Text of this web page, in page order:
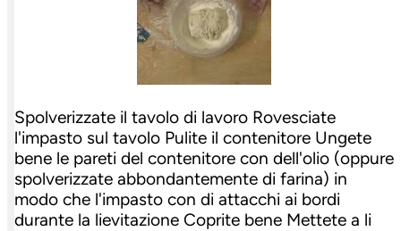
Spolverizzate il tavolo di lavoro Rovesciate
l'impasto sul tavolo Pulite il contenitore Ungete
bene le pareti del contenitore con dell'olio (oppure
spolverizzate abbondantemente di farina) in
modo che l'impasto con di attacchi ai bordi
durante la lievitazione Coprite bene Mettete a li